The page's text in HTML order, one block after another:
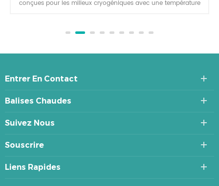
conçues pour les milieux cryogéniques avec une température
Entrer En Contact
Balises Chaudes
Suivez Nous
Souscrire
Liens Rapides